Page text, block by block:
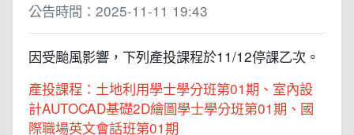
公告時間： 2025-11-11 19:43
因受颱風影響，下列產投課程於11/12停課乙次。
產投課程：土地利用學士學分班第01期、室內設
計AUTOCAD基礎2D繪圖學士學分班第01期、國
際職場英文會話班第01期